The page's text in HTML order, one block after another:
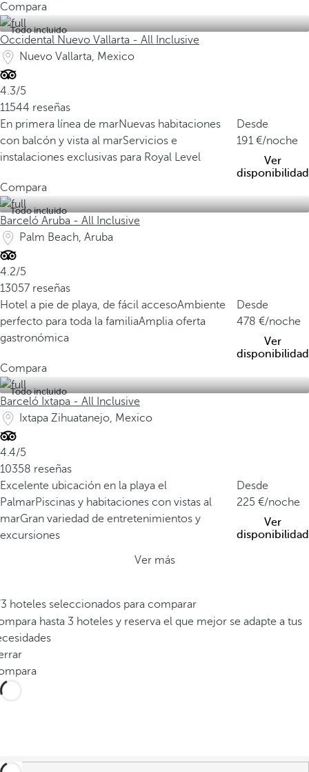
Compara
Todo incluido
Occidental Nuevo Vallarta - All Inclusive
Nuevo Vallarta, Mexico
4.3/5
11544 reseñas
En primera línea de marNuevas habitaciones
con balcón y vista al marServicios e
instalaciones exclusivas para Royal Level
Desde
191
/noche
Ver
disponibilidad
Compara
Todo incluido
Barceló Aruba - All Inclusive
Palm Beach, Aruba
4.2/5
13057 reseñas
Hotel a pie de playa, de fácil accesoAmbiente
perfecto para toda la familiaAmplia oferta
gastronómica
Desde
478
/noche
Ver
disponibilidad
Compara
Todo incluido
Barceló Ixtapa - All Inclusive
Ixtapa Zihuatanejo, Mexico
4.4/5
10358 reseñas
Excelente ubicación en la playa el
PalmarPiscinas y habitaciones con vistas al
marGran variedad de entretenimientos y
excursiones
Desde
225
/noche
Ver
disponibilidad
Ver más
hoteles seleccionados para comparar
hasta 3 hoteles y reserva el que mejor se adapte a tus